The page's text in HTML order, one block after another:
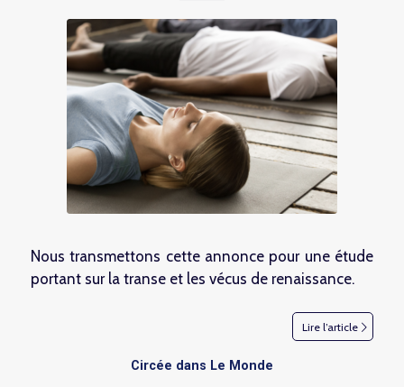
Nous transmettons cette annonce pour une étude
portant sur la transe et les vécus de renaissance.
Lire l’article
Circée dans Le Monde